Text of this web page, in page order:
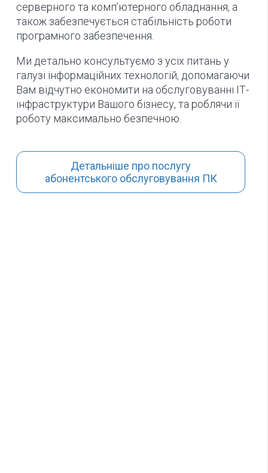
серверного та комп’ютерного обладнання, а
також забезпечується стабільність роботи
програмного забезпечення.
Ми детально консультуємо з усіх питань у
галузі інформаційних технологій, допомагаючи
Вам відчутно економити на обслуговуванні ІТ-
інфраструктури Вашого бізнесу, та роблячи її
роботу максимально безпечною.
Детальніше про послугу
абонентського обслуговування ПК